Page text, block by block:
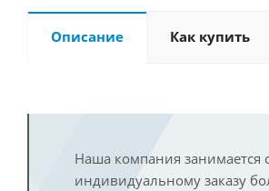
Описание Как купить
Наша компания занимается
индивидуальному заказу